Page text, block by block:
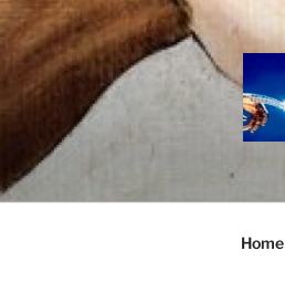
Salta
al
contenuto
Home